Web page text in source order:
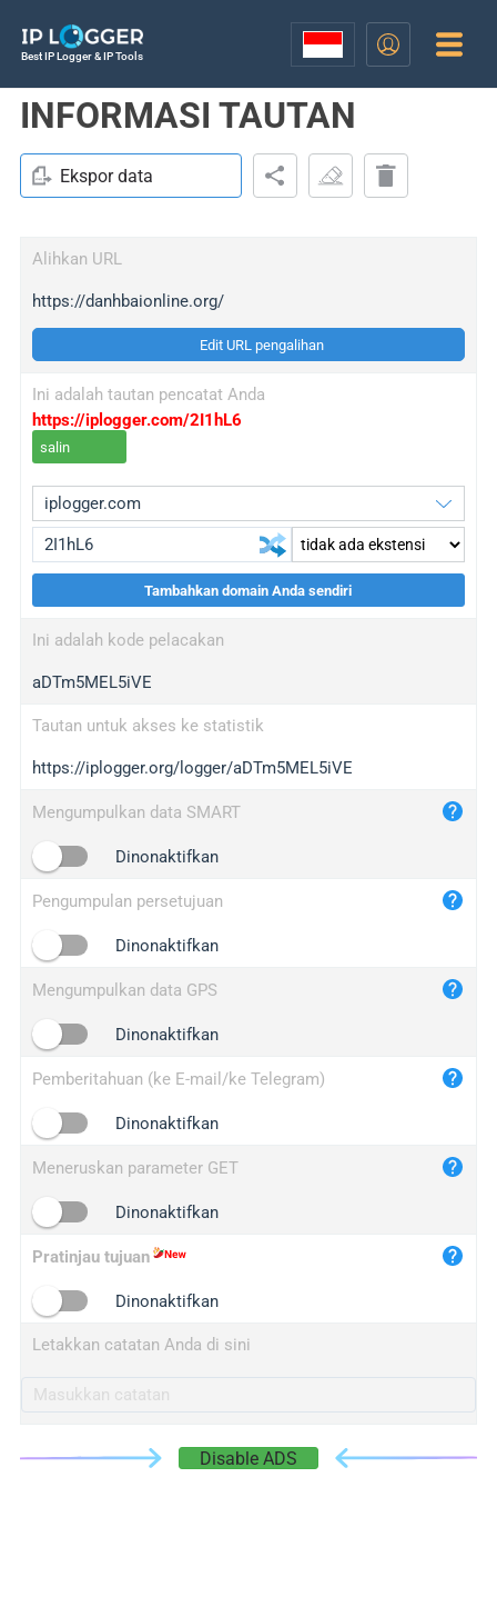
Best IP Logger & IP Tools
INFORMASI TAUTAN
Ekspor data
Alihkan URL
https://danhbaionline.org/
Edit URL pengalihan
Ini adalah tautan pencatat Anda
https://iplogger.com/2I1hL6
salin
wl.gl
ed.tc
bc.ax
iplogger.com
maper.info
2no.co
yip.su
iplogger.info
Tambahkan domain Anda sendiri
Ini adalah kode pelacakan
aDTm5MEL5iVE
Tautan untuk akses ke statistik
https://iplogger.org/logger/aDTm5MEL5iVE
Mengumpulkan data SMART
Dinonaktifkan
Pengumpulan persetujuan
Dinonaktifkan
Mengumpulkan data GPS
Dinonaktifkan
Pemberitahuan (ke E-mail/ke Telegram)
Dinonaktifkan
Meneruskan parameter GET
Dinonaktifkan
Pratinjau tujuan
Dinonaktifkan
Letakkan catatan Anda di sini
Disable ADS